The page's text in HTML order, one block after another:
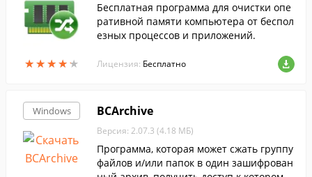
★★★★★
★★★★★
Бесплатная программа для очистки опе
ративной памяти компьютера от беспол
езных процессов и приложений.
Лицензия: Бесплатно
Windows BCArchive
Версия: 2.07.3 (4.18 МБ)
Программа, которая может сжать группу
файлов и/или папок в один зашифрован